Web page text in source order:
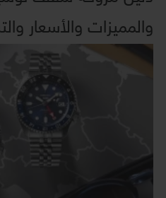
والمميزات والأسعار